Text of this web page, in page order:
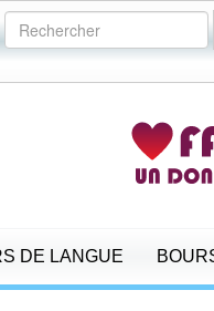
DE LANGUE